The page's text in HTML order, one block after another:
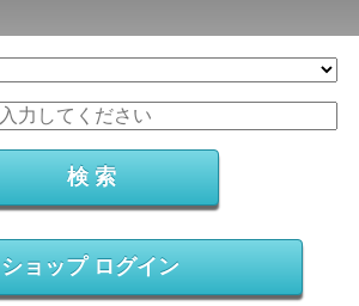
ショップ ログイン